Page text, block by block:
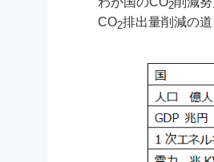
2
CO2排出量削減の